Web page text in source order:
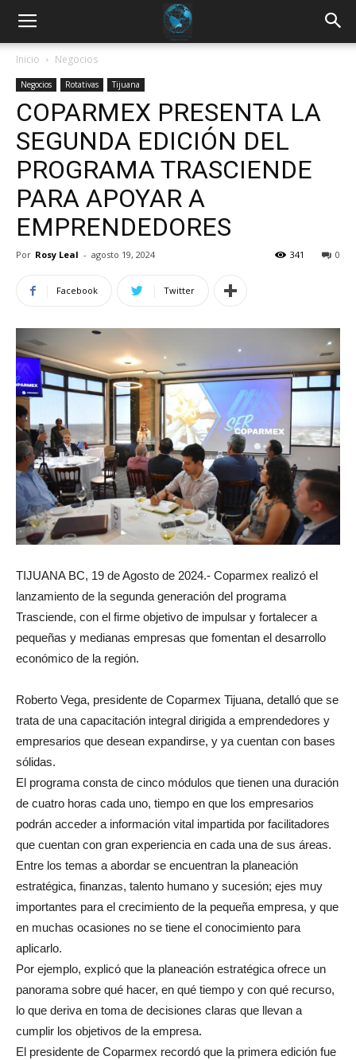
Inicio Negocios
Negocios Rotativas Tijuana
COPARMEX PRESENTA LA
SEGUNDA EDICIÓN DEL
PROGRAMA TRASCIENDE
PARA APOYAR A
EMPRENDEDORES
Por Rosy Leal - agosto 19, 2024 0
341
Facebook Twitter
TIJUANA BC, 19 de Agosto de 2024.- Coparmex realizó el
lanzamiento de la segunda generación del programa
Trasciende, con el firme objetivo de impulsar y fortalecer a
pequeñas y medianas empresas que fomentan el desarrollo
económico de la región.
Roberto Vega, presidente de Coparmex Tijuana, detalló que se
trata de una capacitación integral dirigida a emprendedores y
empresarios que desean expandirse, y ya cuentan con bases
sólidas.
El programa consta de cinco módulos que tienen una duración
de cuatro horas cada uno, tiempo en que los empresarios
podrán acceder a información vital impartida por facilitadores
que cuentan con gran experiencia en cada una de sus áreas.
Entre los temas a abordar se encuentran la planeación
estratégica, finanzas, talento humano y sucesión; ejes muy
importantes para el crecimiento de la pequeña empresa, y que
en muchas ocasiones no se tiene el conocimiento para
aplicarlo.
Por ejemplo, explicó que la planeación estratégica ofrece un
panorama sobre qué hacer, en qué tiempo y con qué recurso,
lo que deriva en toma de decisiones claras que llevan a
cumplir los objetivos de la empresa.
El presidente de Coparmex recordó que la primera edición fue